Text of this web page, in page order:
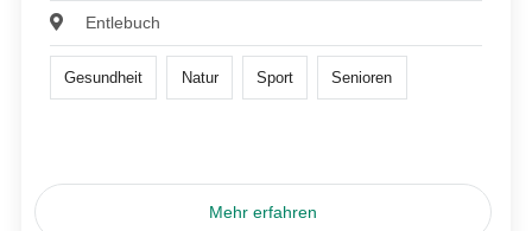
Entlebuch
Gesundheit Natur Sport Senioren
Mehr erfahren